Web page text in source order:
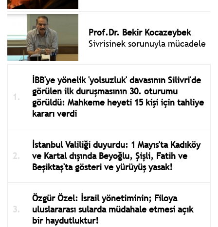
Prof.Dr. Bekir Kocazeybek
Sivrisinek sorunuyla mücadele
İBB'ye yönelik 'yolsuzluk' davasının Silivri'de
görülen ilk duruşmasının 30. oturumu
görüldü: Mahkeme heyeti 15 kişi için tahliye
kararı verdi
İstanbul Valiliği duyurdu: 1 Mayıs'ta Kadıköy
ve Kartal dışında Beyoğlu, Şişli, Fatih ve
Beşiktaş'ta gösteri ve yürüyüş yasak!
Özgür Özel: İsrail yönetiminin; Filoya
uluslararası sularda müdahale etmesi açık
bir haydutluktur!